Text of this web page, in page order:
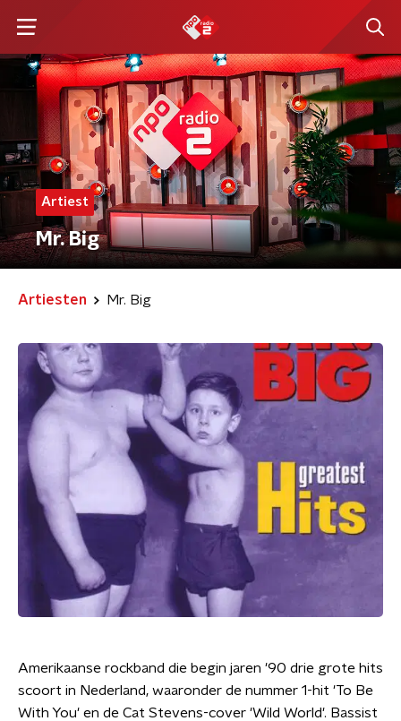
Artiest
Mr. Big
Artiesten Mr. Big
Amerikaanse rockband die begin jaren '90 drie grote hits
scoort in Nederland, waaronder de nummer 1-hit 'To Be
With You' en de Cat Stevens-cover 'Wild World'. Bassist